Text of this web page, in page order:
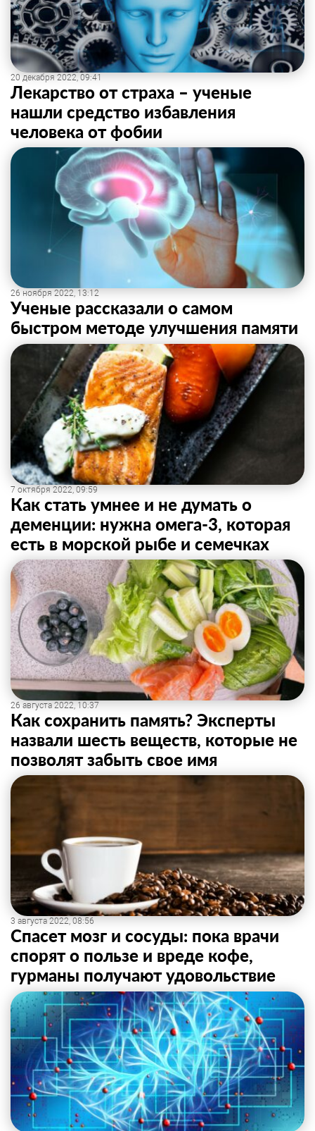
20 декабря 2022, 09:41
Лекарство от страха – ученые
нашли средство избавления
человека от фобии
26 ноября 2022, 13:12
Ученые рассказали о самом
быстром методе улучшения памяти
7 октября 2022, 09:59
Как стать умнее и не думать о
деменции: нужна омега-3, которая
есть в морской рыбе и семечках
26 августа 2022, 10:37
Как сохранить память? Эксперты
назвали шесть веществ, которые не
позволят забыть свое имя
3 августа 2022, 08:56
Спасет мозг и сосуды: пока врачи
спорят о пользе и вреде кофе,
гурманы получают удовольствие